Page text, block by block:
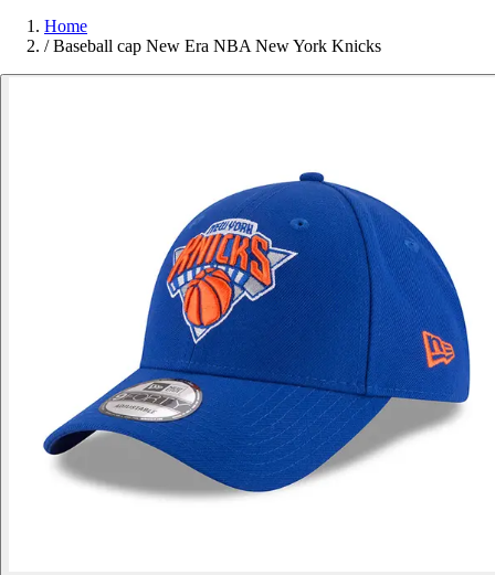
Home
/ Baseball cap New Era NBA New York Knicks